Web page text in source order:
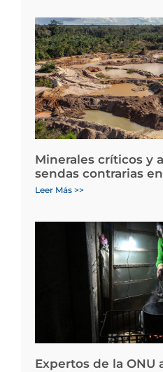
Minerales críticos y
sendas contrarias
Leer Más >>
Expertos de la ONU